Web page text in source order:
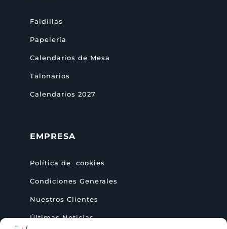
Faldillas
Papelería
Calendarios de Mesa
Talonarios
Calendarios 2027
EMPRESA
Política de cookies
Condiciones Generales
Nuestros Clientes
Últimas Noticias